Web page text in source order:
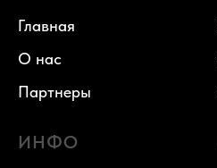
Главная
О нас
Партнеры
ИНФО